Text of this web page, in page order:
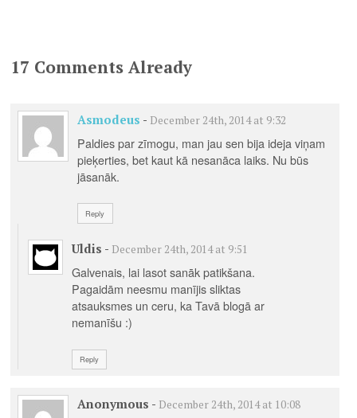
17 Comments Already
Asmodeus - December 24th, 2014 at 9:32
Paldies par zīmogu, man jau sen bija ideja viņam
pieķerties, bet kaut kā nesanāca laiks. Nu būs
jāsanāk.
Reply
Uldis - December 24th, 2014 at 9:51
Galvenais, lai lasot sanāk patikšana.
Pagaidām neesmu manījis sliktas
atsauksmes un ceru, ka Tavā blogā ar
nemanīšu :)
Reply
Anonymous - December 24th, 2014 at 10:08